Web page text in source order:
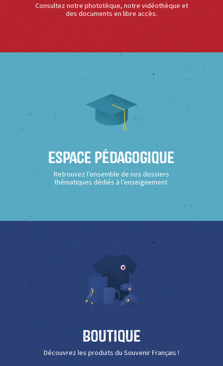
Consultez notre phototèque, notre vidéothèque et
des documents en libre accès.
Espace Pédagogique
Retrouvez l’ensemble de nos dossiers
thématiques dédiés à l’enseignement.
Boutique
Découvrez les produits du Souvenir Français !